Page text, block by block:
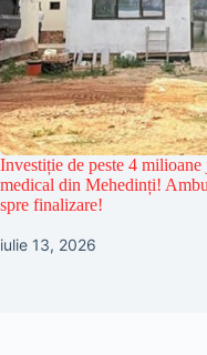
Investiție de peste 4
medical din Mehedinți!
spre finalizare!
iulie 13, 2026